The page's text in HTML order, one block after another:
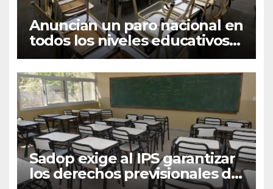
Anuncian un paro nacional en
todos los niveles educativos
para el próximo lunes
Sadop exige al IPS garantizar
los derechos previsionales de